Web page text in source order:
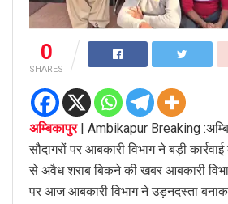
0
SHARES
अम्बिकापुर| Ambikapur Breaking
सौदागरों पर आबकारी विभाग ने बड़ी
से अवैध शराब बिकने की खबर आबकारी
पर आज आबकारी विभाग ने उड़नदस्ता बनाकर